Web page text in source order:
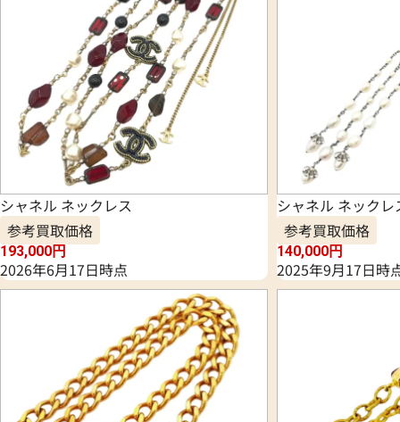
シャネル ネックレス
参考買取価格
193,000円
2026年6月17日時点
シャネル ネックレ
参考買取価格
140,000円
2025年9月17日時